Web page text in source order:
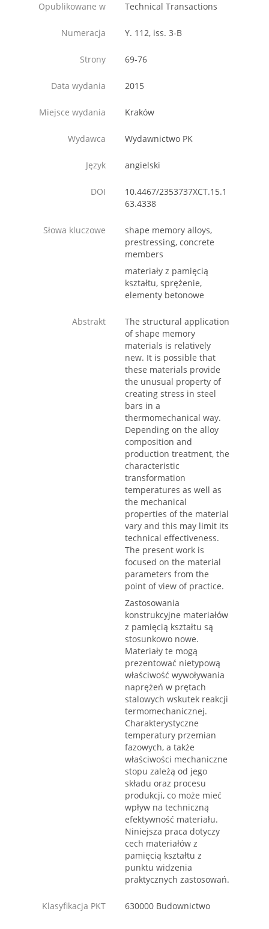
Opublikowane w Technical Transactions
Numeracja Y. 112, iss. 3-B
Strony 69-76
Data wydania 2015
Miejsce wydania Kraków
Wydawca Wydawnictwo PK
Język angielski
DOI
10.4467/2353737XCT.15.1
63.4338
Słowa kluczowe
shape memory alloys,
prestressing, concrete
members
materiały z pamięcią
kształtu, sprężenie,
elementy betonowe
Abstrakt
The structural application
of shape memory
materials is relatively
new. It is possible that
these materials provide
the unusual property of
creating stress in steel
bars in a
thermomechanical way.
Depending on the alloy
composition and
production treatment, the
characteristic
transformation
temperatures as well as
the mechanical
properties of the material
vary and this may limit its
technical effectiveness.
The present work is
focused on the material
parameters from the
point of view of practice.
Zastosowania
konstrukcyjne materiałów
z pamięcią kształtu są
stosunkowo nowe.
Materiały te mogą
prezentować nietypową
właściwość wywoływania
naprężeń w prętach
stalowych wskutek reakcji
termomechanicznej.
Charakterystyczne
temperatury przemian
fazowych, a także
właściwości mechaniczne
stopu zależą od jego
składu oraz procesu
produkcji, co może mieć
wpływ na techniczną
efektywność materiału.
Niniejsza praca dotyczy
cech materiałów z
pamięcią kształtu z
punktu widzenia
praktycznych zastosowań.
Klasyfikacja PKT 630000 Budownictwo